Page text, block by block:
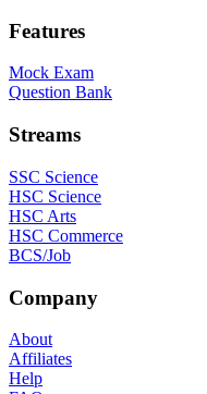
Features
Mock Exam
Question Bank
Streams
SSC Science
HSC Science
HSC Arts
HSC Commerce
BCS/Job
Company
About
Affiliates
Help